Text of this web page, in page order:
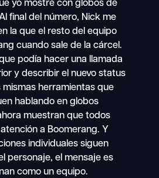
yo mostré con globos de
final del número, Nick me
la que el resto del equipo
cuando sale de la cárcel.
podía hacer una llamada
y describir el nuevo status
mismas herramientas que
hablando en globos
muestran que todos
a Boomerang. Y
individuales siguen
personaje, el mensaje es
como un equipo.